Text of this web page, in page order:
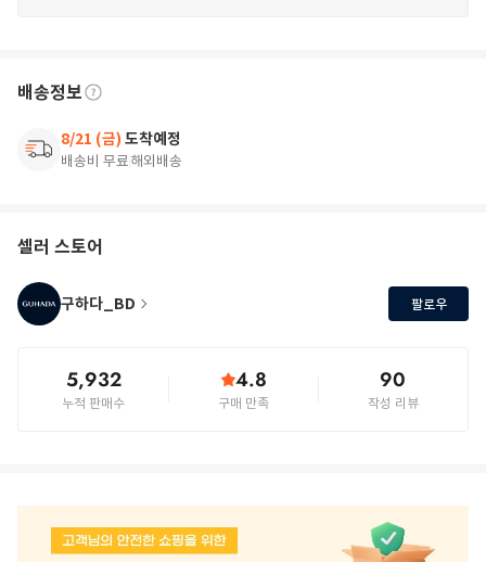
배송정보
8/21 (금) 도착예정
배송비 무료해외배송
셀러 스토어
구하다_BD 팔로우
5,932
누적 판매수
4.8
구매 만족
90
작성 리뷰